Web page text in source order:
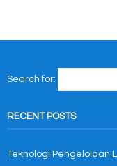
Search for:
RECENT POSTS
Teknologi Pengelolaan